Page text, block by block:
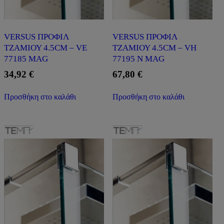
VERSUS ΠΡΟΦΙΛ
ΤΖΑΜΙΟΥ 4.5CM – VE
77185 MAG
34,92 €
Προσθήκη στο καλάθι
VERSUS ΠΡΟΦΙΛ
ΤΖΑΜΙΟΥ 4.5CM – VH
77195 N MAG
67,80 €
Προσθήκη στο καλάθι